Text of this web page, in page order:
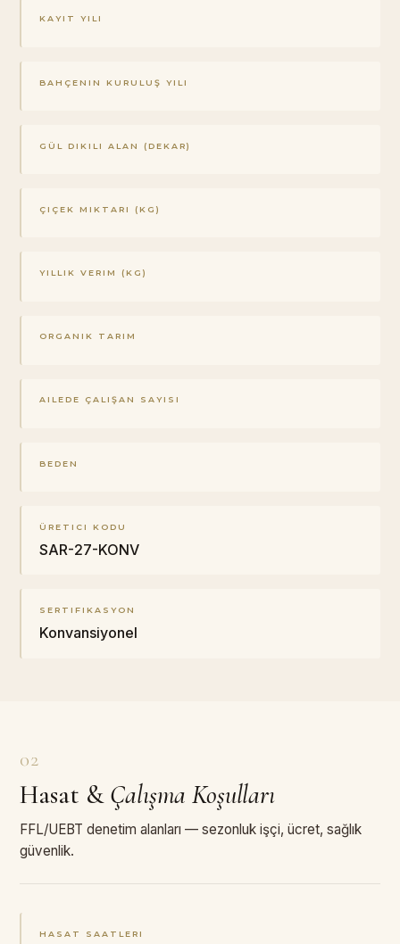
KAYIT YILI
BAHÇENIN KURULUŞ YILI
GÜL DIKILI ALAN (DEKAR)
ÇIÇEK MIKTARI (KG)
YILLIK VERIM (KG)
ORGANIK TARIM
AILEDE ÇALIŞAN SAYISI
BEDEN
ÜRETICI KODU
SAR-27-KONV
SERTIFIKASYON
Konvansiyonel
02
Hasat & Çalışma Koşulları
FFL/UEBT denetim alanları — sezonluk işçi, ücret, sağlık
güvenlik.
HASAT SAATLERI